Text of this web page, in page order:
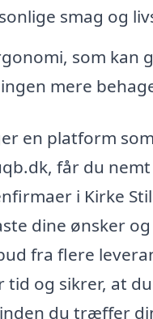
smag og
som kan
mere
en platform
får du
i Kirke
dine ønsker
fra flere
tid og sikrer, at
du træffer